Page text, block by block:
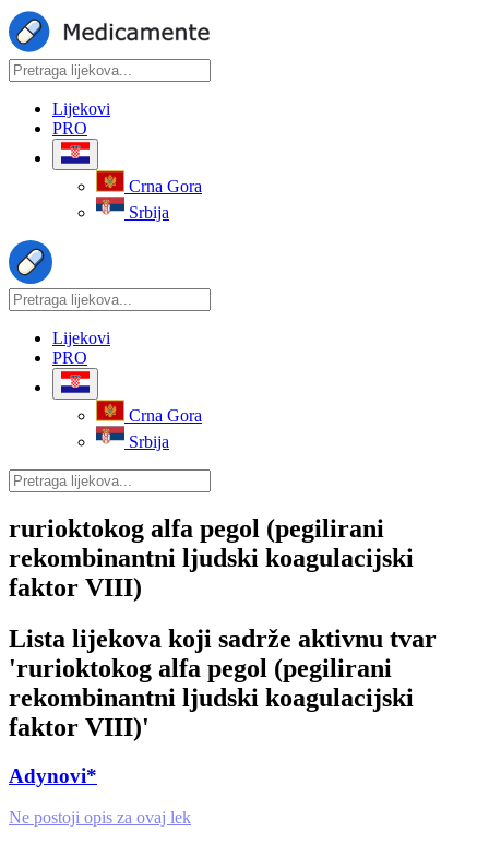
Lijekovi
PRO
Crna Gora
Srbija
Lijekovi
PRO
Crna Gora
Srbija
rurioktokog alfa pegol (pegilirani
rekombinantni ljudski koagulacijski
faktor VIII)
Lista lijekova koji sadrže aktivnu tvar
'rurioktokog alfa pegol (pegilirani
rekombinantni ljudski koagulacijski
faktor VIII)'
Adynovi*
Ne postoji opis za ovaj lek